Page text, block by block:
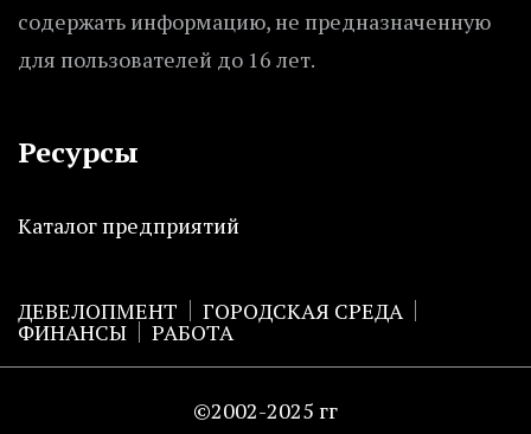
содержать информацию, не предназначенную
для пользователей до 16 лет.
Ресурсы
Каталог предприятий
ДЕВЕЛОПМЕНТ ГОРОДСКАЯ СРЕДА
ФИНАНСЫ РАБОТА
©2002-2025 гг